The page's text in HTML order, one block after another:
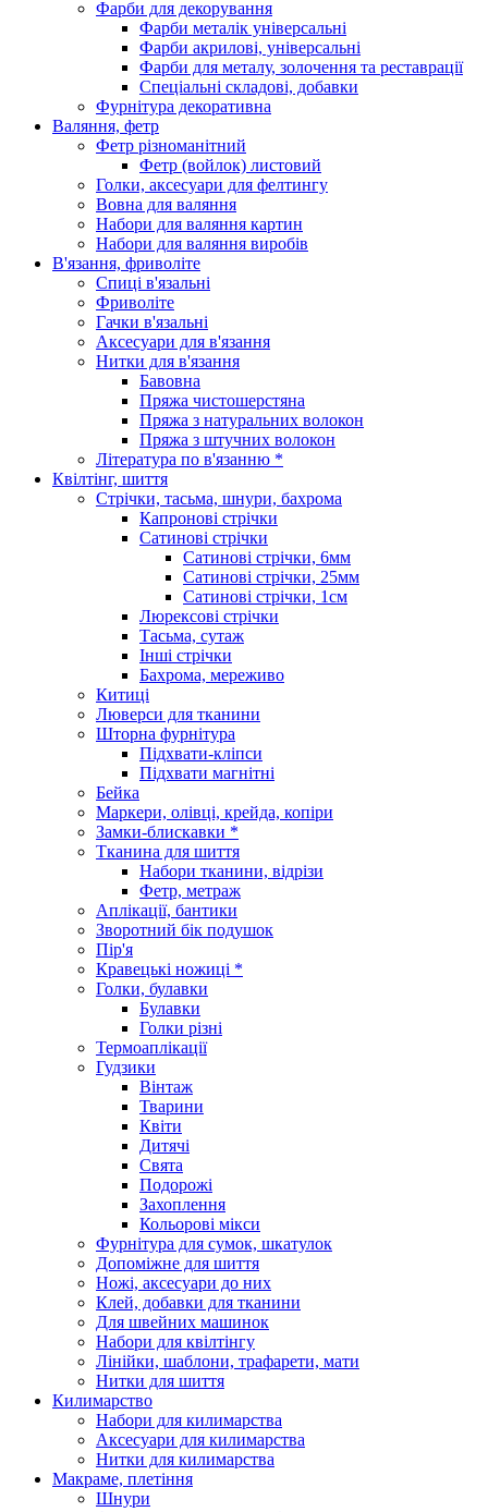
Фарби для декорування
Фарби металік універсальні
Фарби акрилові, універсальні
Фарби для металу, золочення та реставрації
Спеціальні складові, добавки
Фурнітура декоративна
Валяння, фетр
Фетр різноманітний
Фетр (войлок) листовий
Голки, аксесуари для фелтингу
Вовна для валяння
Набори для валяння картин
Набори для валяння виробів
В'язання, фриволіте
Спиці в'язальні
Фриволіте
Гачки в'язальні
Аксесуари для в'язання
Нитки для в'язання
Бавовна
Пряжа чистошерстяна
Пряжа з натуральних волокон
Пряжа з штучних волокон
Література по в'язанню *
Квілтінг, шиття
Стрічки, тасьма, шнури, бахрома
Капронові стрічки
Сатинові стрічки
Сатинові стрічки, 6мм
Сатинові стрічки, 25мм
Сатинові стрічки, 1см
Люрексові стрічки
Тасьма, сутаж
Інші стрічки
Бахрома, мереживо
Китиці
Люверси для тканини
Шторна фурнітура
Підхвати-кліпси
Підхвати магнітні
Бейка
Маркери, олівці, крейда, копіри
Замки-блискавки *
Тканина для шиття
Набори тканини, відрізи
Фетр, метраж
Аплікації, бантики
Зворотний бік подушок
Пір'я
Кравецькі ножиці *
Голки, булавки
Булавки
Голки різні
Термоаплікації
Гудзики
Вінтаж
Тварини
Квіти
Дитячі
Свята
Подорожі
Захоплення
Кольорові мікси
Фурнітура для сумок, шкатулок
Допоміжне для шиття
Ножі, аксесуари до них
Клей, добавки для тканини
Для швейних машинок
Набори для квілтінгу
Лінійки, шаблони, трафарети, мати
Нитки для шиття
Килимарство
Набори для килимарства
Аксесуари для килимарства
Нитки для килимарства
Макраме, плетіння
Шнури